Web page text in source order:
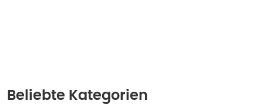
Beliebte Kategorien